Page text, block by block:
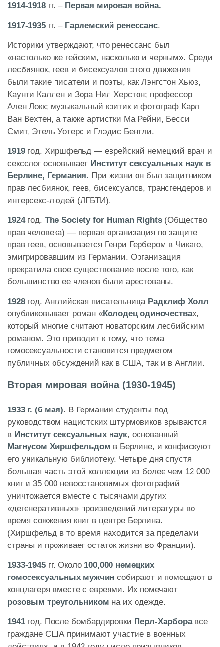
1914-1918 гг. – Первая мировая война.
1917-1935 гг. – Гарлемский ренессанс.
Историки утверждают, что ренессанс был
«настолько же гейским, насколько и черным». Среди
лесбиянок, геев и бисексуалов этого движения
были такие писатели и поэты, как Лэнгстон Хьюз,
Каунти Каллен и Зора Нил Херстон; профессор
Ален Локк; музыкальный критик и фотограф Карл
Ван Вехтен, а также артистки Ма Рейни, Бесси
Смит, Этель Уотерс и Глэдис Бентли.
1919 год. Хиршфельд — еврейский немецкий врач и
сексолог основывает Институт сексуальных наук в
Берлине, Германия. При жизни он был защитником
прав лесбиянок, геев, бисексуалов, трансгендеров и
интерсекс-людей (ЛГБТИ).
1924год. The Society for Human Rights (Общество
прав человека) — первая организация по защите
прав геев, основывается Генри Гербером в Чикаго,
эмигрировавшим из Германии. Организация
прекратила свое существование после того, как
большинство ее членов были арестованы.
1928 год. Английская писательница Радклиф Холл
опубликовывает роман «Колодец одиночества«,
который многие считают новаторским лесбийским
романом. Это приводит к тому, что тема
гомосексуальности становится предметом
публичных обсуждений как в США, так и в Англии.
Вторая мировая война (1930-1945)
1933 г. (6 мая). В Германии студенты под
руководством нацистских штурмовиков врываются
в Институт сексуальных наук, основанный
Магнусом Хиршфельдом в Берлине, и конфискуют
его уникальную библиотеку. Четыре дня спустя
большая часть этой коллекции из более чем 12 000
книг и 35 000 невосстановимых фотографий
уничтожается вместе с тысячами других
«дегенеративных» произведений литературы во
время сожжения книг в центре Берлина.
(Хиршфельд в то время находится за пределами
страны и проживает остаток жизни во Франции).
1933-1945 гг. Около 100,000 немецких
гомосексуальных мужчин собирают и помещают в
концлагеря вместе с евреями. Их помечают
розовым треугольником на их одежде.
1941 год. После бомбардировки Перл-Харборавсе
граждане США принимают участие в военных